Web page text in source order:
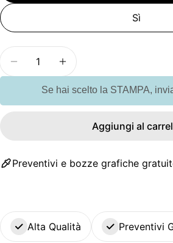
Sì
Diminuisci la quantità per
Aumenta la
Se hai scelto la STAMPA,
Aggiungi al
Preventivi e bozze grafiche
Alta Qualità Preventivi